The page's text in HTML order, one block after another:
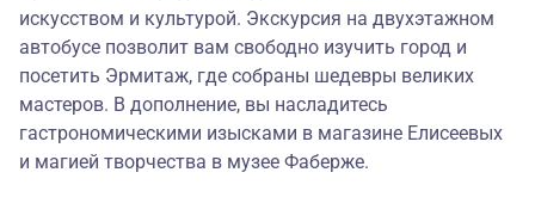
искусством и культурой. Экскурсия на двухэтажном
автобусе позволит вам свободно изучить город и
посетить Эрмитаж, где собраны шедевры великих
мастеров. В дополнение, вы насладитесь
гастрономическими изысками в магазине Елисеевых
и магией творчества в музее Фаберже.